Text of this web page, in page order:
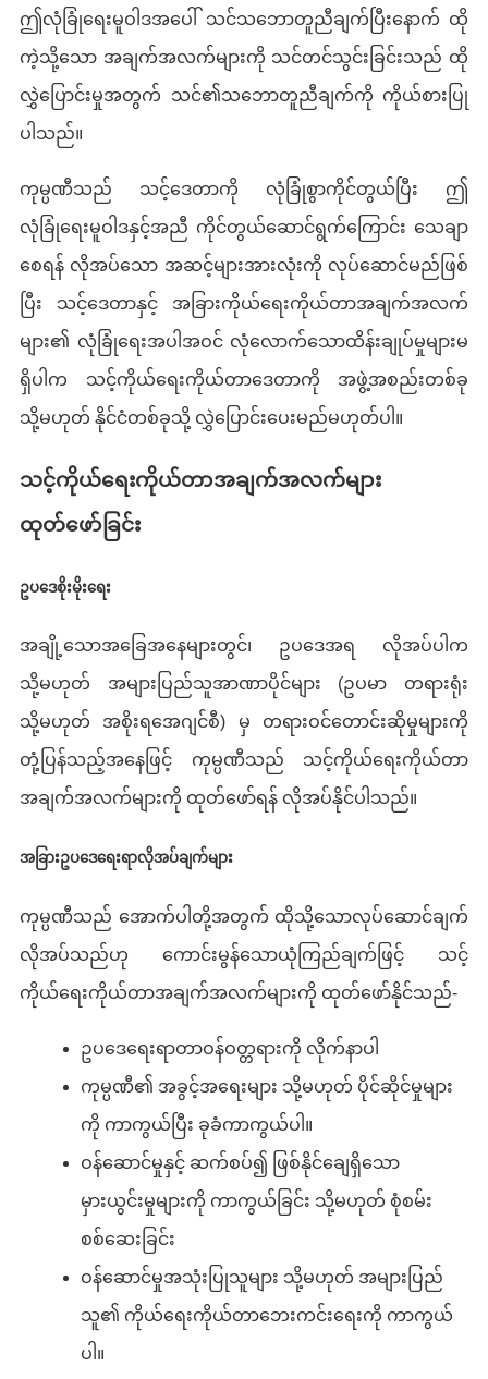
ဤလုံခြုံရေးမူဝါဒအပေါ် သင်သဘောတူညီချက်ပြီးနောက် ထို
ကဲ့သို့သော အချက်အလက်များကို သင်တင်သွင်းခြင်းသည် ထို
လွှဲပြောင်းမှုအတွက် သင်၏သဘောတူညီချက်ကို ကိုယ်စားပြု
ပါသည်။
ကုမ္ပဏီသည် သင့်ဒေတာကို လုံခြုံစွာကိုင်တွယ်ပြီး ဤ
လုံခြုံရေးမူဝါဒနှင့်အညီ ကိုင်တွယ်ဆောင်ရွက်ကြောင်း သေချာ
စေရန် လိုအပ်သော အဆင့်များအားလုံးကို လုပ်ဆောင်မည်ဖြစ်
ပြီး သင့်ဒေတာနှင့် အခြားကိုယ်ရေးကိုယ်တာအချက်အလက်
များ၏ လုံခြုံရေးအပါအဝင် လုံလောက်သောထိန်းချုပ်မှုများမ
ရှိပါက သင့်ကိုယ်ရေးကိုယ်တာဒေတာကို အဖွဲ့အစည်းတစ်ခု
သို့မဟုတ် နိုင်ငံတစ်ခုသို့ လွှဲပြောင်းပေးမည်မဟုတ်ပါ။
သင့်ကိုယ်ရေးကိုယ်တာအချက်အလက်များ
ထုတ်ဖော်ခြင်း
ဥပဒေစိုးမိုးရေး
အချို့သောအခြေအနေများတွင်၊ ဥပဒေအရ လိုအပ်ပါက
သို့မဟုတ် အများပြည်သူအာဏာပိုင်များ (ဥပမာ တရားရုံး
သို့မဟုတ် အစိုးရအေဂျင်စီ) မှ တရားဝင်တောင်းဆိုမှုများကို
တုံ့ပြန်သည့်အနေဖြင့် ကုမ္ပဏီသည် သင့်ကိုယ်ရေးကိုယ်တာ
အချက်အလက်များကို ထုတ်ဖော်ရန် လိုအပ်နိုင်ပါသည်။
အခြားဥပဒေရေးရာလိုအပ်ချက်များ
ကုမ္ပဏီသည် အောက်ပါတို့အတွက် ထိုသို့သောလုပ်ဆောင်ချက်
လိုအပ်သည်ဟု ကောင်းမွန်သောယုံကြည်ချက်ဖြင့် သင့်
ကိုယ်ရေးကိုယ်တာအချက်အလက်များကို ထုတ်ဖော်နိုင်သည်-
ဥပဒေရေးရာတာဝန်ဝတ္တရားကို လိုက်နာပါ
ကုမ္ပဏီ၏ အခွင့်အရေးများ သို့မဟုတ် ပိုင်ဆိုင်မှုများ
ကို ကာကွယ်ပြီး ခုခံကာကွယ်ပါ။
ဝန်ဆောင်မှုနှင့် ဆက်စပ်၍ ဖြစ်နိုင်ချေရှိသော
မှားယွင်းမှုများကို ကာကွယ်ခြင်း သို့မဟုတ် စုံစမ်း
စစ်ဆေးခြင်း
ဝန်ဆောင်မှုအသုံးပြုသူများ သို့မဟုတ် အများပြည်
သူ၏ ကိုယ်ရေးကိုယ်တာဘေးကင်းရေးကို ကာကွယ်
ပါ။